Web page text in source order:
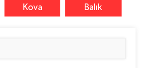
Kova Balık